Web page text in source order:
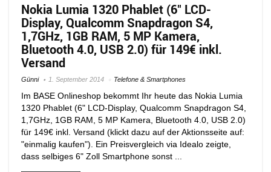
Nokia Lumia 1320 Phablet (6″ LCD-
Display, Qualcomm Snapdragon S4,
1,7GHz, 1GB RAM, 5 MP Kamera,
Bluetooth 4.0, USB 2.0) für 149€ inkl.
Versand
Günni 1. September 2014 Telefone & Smartphones
Im BASE Onlineshop bekommt Ihr heute das Nokia Lumia
1320 Phablet (6" LCD-Display, Qualcomm Snapdragon S4,
1,7GHz, 1GB RAM, 5 MP Kamera, Bluetooth 4.0, USB 2.0)
für 149€ inkl. Versand (klickt dazu auf der Aktionsseite auf:
"einmalig kaufen"). Ein Preisvergleich via Idealo zeigte,
dass selbiges 6" Zoll Smartphone sonst ...